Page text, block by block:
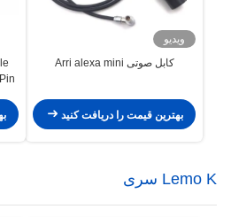
ویدیو
کابل صوتی Arri alexa mini
بهترین قیمت را دریافت کنید
Lemo K سری